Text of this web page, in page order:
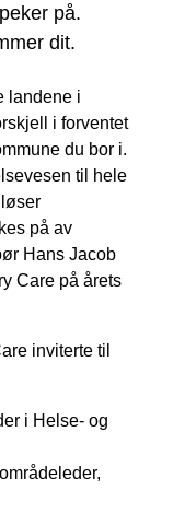
på.
dit.
landene i
i forventet
du bor i.
til hele
på av
Hans Jacob
Care på årets
inviterte til
i Helse- og